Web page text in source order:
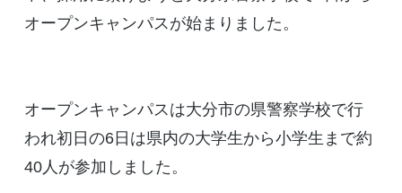
オープンキャンパスが始まりました。
オープンキャンパスは大分市の県警察学校で行
われ初日の6日は県内の大学生から小学生まで約
40人が参加しました。